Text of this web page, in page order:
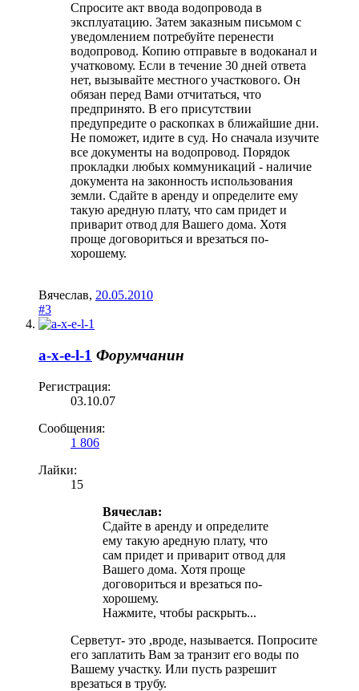
Спросите акт ввода водопровода в
эксплуатацию. Затем заказным письмом с
уведомлением потребуйте перенести
водопровод. Копию отправьте в водоканал и
учатковому. Если в течение 30 дней ответа
нет, вызывайте местного участкового. Он
обязан перед Вами отчитаться, что
предпринято. В его присутствии
предупредите о раскопках в ближайшие дни.
Не поможет, идите в суд. Но сначала изучите
все документы на водопровод. Порядок
прокладки любых коммуникаций - наличие
документа на законность использования
земли. Сдайте в аренду и определите ему
такую аредную плату, что сам придет и
приварит отвод для Вашего дома. Хотя
проще договориться и врезаться по-
хорошему.
Вячеслав, 20.05.2010
#3
a-x-e-l-1 Форумчанин
Регистрация:
03.10.07
Сообщения:
1 806
Лайки:
15
Вячеслав:
Сдайте в аренду и определите
ему такую аредную плату, что
сам придет и приварит отвод для
Вашего дома. Хотя проще
договориться и врезаться по-
хорошему.
Нажмите, чтобы раскрыть...
Серветут- это ,вроде, называется. Попросите
его заплатить Вам за транзит его воды по
Вашему участку. Или пусть разрешит
врезаться в трубу.